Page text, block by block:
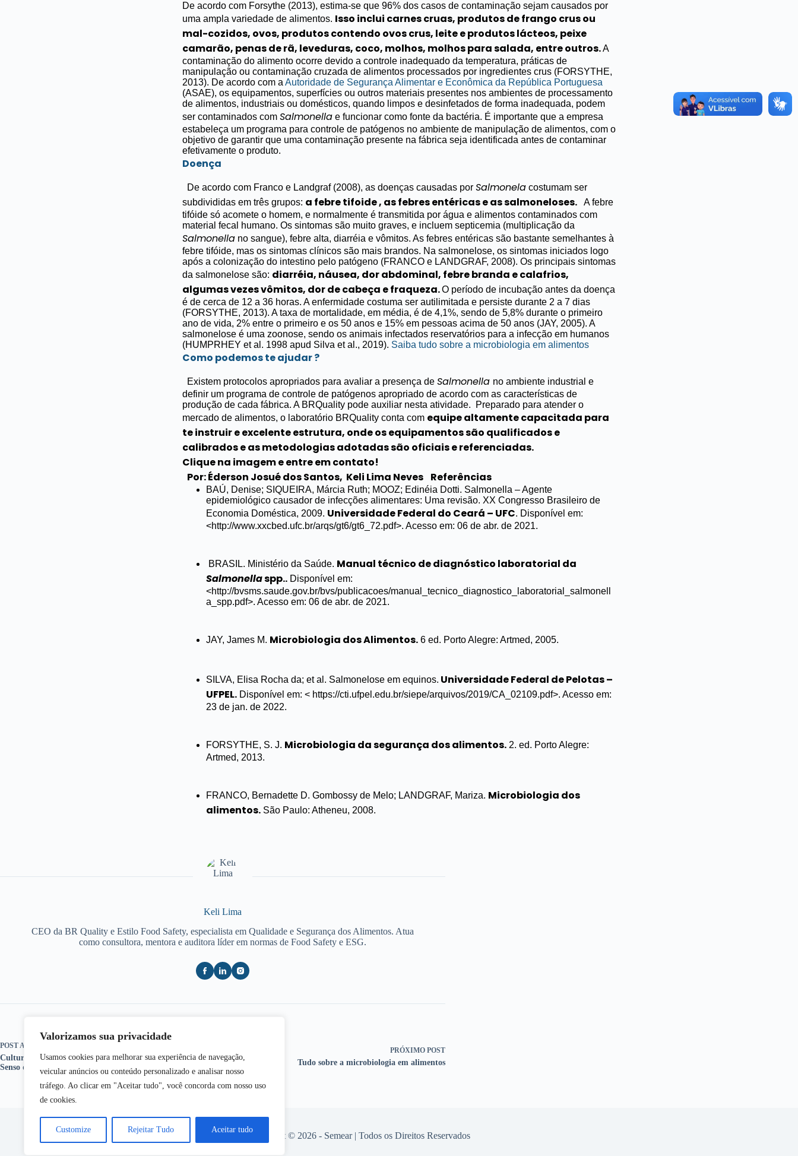
Valorizamos sua privacidade
Usamos cookies para melhorar sua experiência de navegação,
veicular anúncios ou conteúdo personalizado e analisar nosso
tráfego. Ao clicar em "Aceitar tudo", você concorda com nosso uso
de cookies.
Customize Rejeitar Tudo Aceitar tudo
De acordo com Forsythe (2013), estima-se que 96% dos casos de contaminação sejam causados por
uma ampla variedade de alimentos. Isso inclui carnes cruas, produtos de frango crus ou
mal-cozidos, ovos, produtos contendo ovos crus, leite e produtos lácteos, peixe
camarão, penas de rã, leveduras, coco, molhos, molhos para salada, entre outros.A
contaminação do alimento ocorre devido a controle inadequado da temperatura, práticas de
manipulação ou contaminação cruzada de alimentos processados por ingredientes crus (FORSYTHE,
2013). De acordo com a Autoridade de Segurança Alimentar e Econômica da República Portuguesa
(ASAE), os equipamentos, superfícies ou outros materiais presentes nos ambientes de processamento
de alimentos, industriais ou domésticos, quando limpos e desinfetados de forma inadequada, podem
ser contaminados com Salmonella e funcionar como fonte da bactéria. É importante que a empresa
estabeleça um programa para controle de patógenos no ambiente de manipulação de alimentos, com o
objetivo de garantir que uma contaminação presente na fábrica seja identificada antes de contaminar
efetivamente o produto.
Doença
De acordo com Franco e Landgraf (2008), as doenças causadas por Salmonela costumam ser
subdivididas em três grupos: a febre tifoide , as febres entéricas e as salmoneloses.
A febre
tifóide só acomete o homem, e normalmente é transmitida por água e alimentos contaminados com
material fecal humano. Os sintomas são muito graves, e incluem septicemia (multiplicação da
Salmonella no sangue), febre alta, diarréia e vômitos. As febres entéricas são bastante semelhantes à
febre tifóide, mas os sintomas clínicos são mais brandos. Na salmonelose, os sintomas iniciados logo
após a colonização do intestino pelo patógeno (FRANCO e LANDGRAF, 2008). Os principais sintomas
da salmonelose são: diarréia, náusea, dor abdominal, febre branda e calafrios,
algumas vezes vômitos, dor de cabeça e fraqueza.O período de incubação antes da doença
é de cerca de 12 a 36 horas. A enfermidade costuma ser autilimitada e persiste durante 2 a 7 dias
(FORSYTHE, 2013). A taxa de mortalidade, em média, é de 4,1%, sendo de 5,8% durante o primeiro
ano de vida, 2% entre o primeiro e os 50 anos e 15% em pessoas acima de 50 anos (JAY, 2005). A
salmonelose é uma zoonose, sendo os animais infectados reservatórios para a infecção em humanos
(HUMPRHEY et al. 1998 apud Silva et al., 2019). Saiba tudo sobre a microbiologia em alimentos
Como podemos te ajudar ?
Existem protocolos apropriados para avaliar a presença de Salmonella no ambiente industrial e
definir um programa de controle de patógenos apropriado de acordo com as características de
produção de cada fábrica. A BRQuality pode auxiliar nesta atividade.
Preparado para atender o
mercado de alimentos, o laboratório BRQuality conta com equipe altamente capacitada para
te instruir e excelente estrutura, onde os equipamentos são qualificados e
calibrados e as metodologias adotadas são oficiais e referenciadas.
Clique na imagem e entre em contato!
Por: Éderson Josué dos Santos, Keli Lima Neves Referências
BAÚ, Denise; SIQUEIRA, Márcia Ruth; MOOZ; Edinéia Dotti. Salmonella – Agente
epidemiológico causador de infecções alimentares: Uma revisão. XX Congresso Brasileiro de
Economia Doméstica, 2009. Universidade Federal do Ceará – UFC. Disponível em:
<http://www.xxcbed.ufc.br/arqs/gt6/gt6_72.pdf>. Acesso em: 06 de abr. de 2021.
BRASIL. Ministério da Saúde. Manual técnico de diagnóstico laboratorial da
Salmonellaspp.. Disponível em:
<http://bvsms.saude.gov.br/bvs/publicacoes/manual_tecnico_diagnostico_laboratorial_salmonell
a_spp.pdf>. Acesso em: 06 de abr. de 2021.
JAY, James M. Microbiologia dos Alimentos. 6 ed. Porto Alegre: Artmed, 2005.
SILVA, Elisa Rocha da; et al. Salmonelose em equinos. Universidade Federal de Pelotas –
UFPEL. Disponível em: < https://cti.ufpel.edu.br/siepe/arquivos/2019/CA_02109.pdf>. Acesso em:
23 de jan. de 2022.
FORSYTHE, S. J. Microbiologia da segurança dos alimentos. 2. ed. Porto Alegre:
Artmed, 2013.
FRANCO, Bernadette D. Gombossy de Melo; LANDGRAF, Mariza. Microbiologia dos
alimentos. São Paulo: Atheneu, 2008.
Keli Lima
CEO da BR Quality e Estilo Food Safety, especialista em Qualidade e Segurança dos Alimentos. Atua
como consultora, mentora e auditora líder em normas de Food Safety e ESG.
POST ANTERIOR
Cultura de Segurança de alimentos- Terceira dimensão:
Senso de Responsabilidade
PRÓXIMO POST
Tudo sobre a microbiologia em alimentos
Copyright © 2026 - Semear | Todos os Direitos Reservados